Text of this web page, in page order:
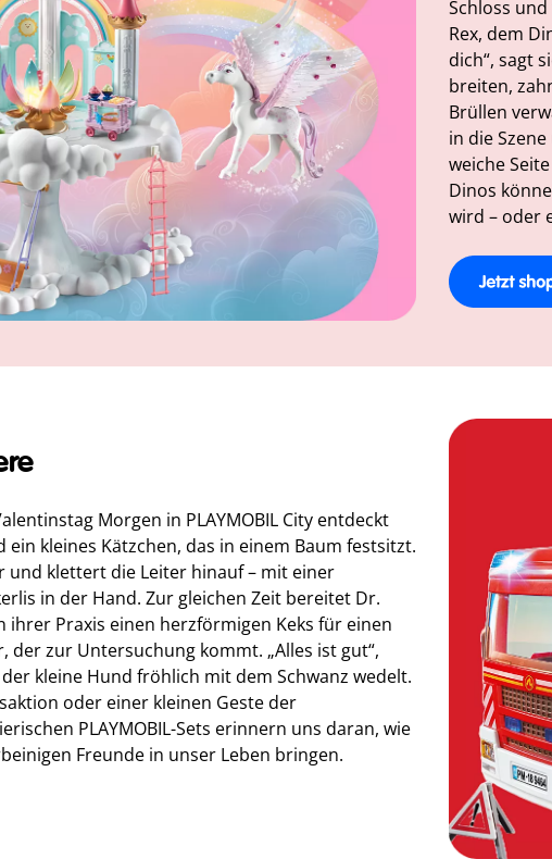
Schloss
Rex, dem
dich“, sagt
breiten,
Brüllen
in die
weiche
Dinos
wird – oder
Morgen in PLAYMOBIL City entdeckt
ein kleines Kätzchen, das in einem Baum festsitzt.
und klettert die Leiter hinauf – mit einer
in der Hand. Zur gleichen Zeit bereitet Dr.
ihrer Praxis einen herzförmigen Keks für einen
der zur Untersuchung kommt. „Alles ist gut“,
kleine Hund fröhlich mit dem Schwanz wedelt.
oder einer kleinen Geste der
PLAYMOBIL-Sets erinnern uns daran, wie
Freunde in unser Leben bringen.